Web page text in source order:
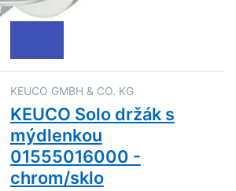
KEUCO GMBH & CO. KG
KEUCO Solo držák s
mýdlenkou
01555016000 -
chrom/sklo